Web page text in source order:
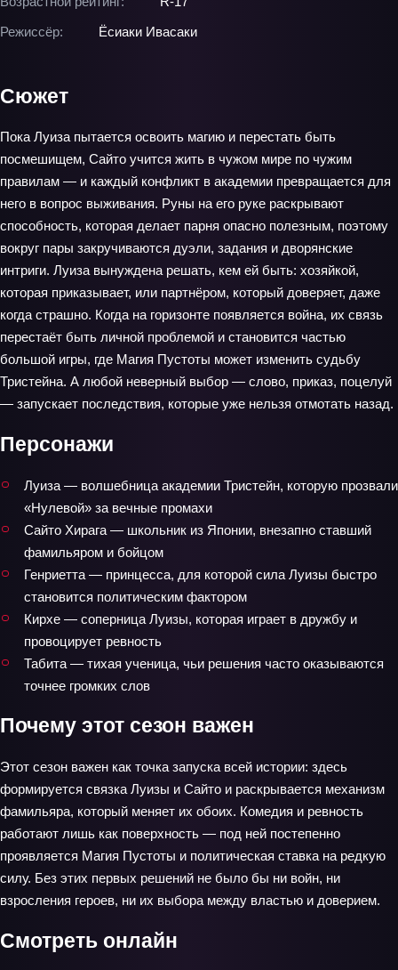
Режиссёр:
Ёсиаки Ивасаки
Сюжет
Пока Луиза пытается освоить магию и перестать быть
посмешищем, Сайто учится жить в чужом мире по чужим
правилам — и каждый конфликт в академии превращается для
него в вопрос выживания. Руны на его руке раскрывают
способность, которая делает парня опасно полезным, поэтому
вокруг пары закручиваются дуэли, задания и дворянские
интриги. Луиза вынуждена решать, кем ей быть: хозяйкой,
которая приказывает, или партнёром, который доверяет, даже
когда страшно. Когда на горизонте появляется война, их связь
перестаёт быть личной проблемой и становится частью
большой игры, где Магия Пустоты может изменить судьбу
Тристейна. А любой неверный выбор — слово, приказ, поцелуй
— запускает последствия, которые уже нельзя отмотать назад.
Персонажи
Луиза — волшебница академии Тристейн, которую прозвали
«Нулевой» за вечные промахи
Сайто Хирага — школьник из Японии, внезапно ставший
фамильяром и бойцом
Генриетта — принцесса, для которой сила Луизы быстро
становится политическим фактором
Кирхе — соперница Луизы, которая играет в дружбу и
провоцирует ревность
Табита — тихая ученица, чьи решения часто оказываются
точнее громких слов
Почему этот сезон важен
Этот сезон важен как точка запуска всей истории: здесь
формируется связка Луизы и Сайто и раскрывается механизм
фамильяра, который меняет их обоих. Комедия и ревность
работают лишь как поверхность — под ней постепенно
проявляется Магия Пустоты и политическая ставка на редкую
силу. Без этих первых решений не было бы ни войн, ни
взросления героев, ни их выбора между властью и доверием.
Смотреть онлайн